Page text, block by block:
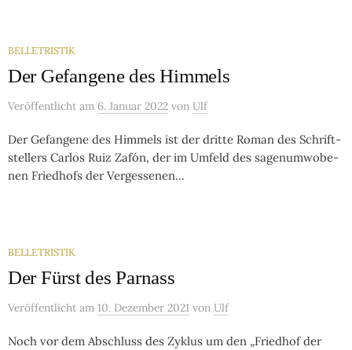
BELLETRISTIK
Der Gefangene des Himmels
Veröffentlicht am 6. Januar 2022 von Ulf
Der Gefangene des Himmels ist der drit­te Ro­man des Schrift­
stel­lers Car­los Ruiz Za­fón, der im Um­feld des sa­gen­um­wo­be­
nen Fried­hofs der Ver­ges­se­nen...
BELLETRISTIK
Der Fürst des Parnass
Veröffentlicht am 10. Dezember 2021 von Ulf
Noch vor dem Ab­schluss des Zyk­lus um den „Fried­hof der